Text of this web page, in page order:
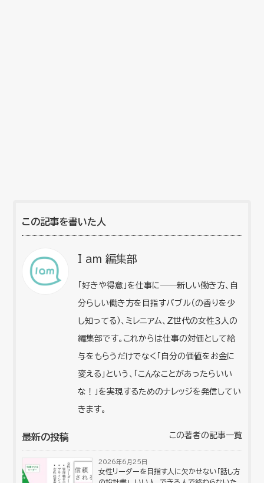
この記事を書いた人
I am 編集部
「好きや得意」を仕事に――新しい働き方、自
分らしい働き方を目指すバブル（の香りを少
し知ってる）、ミレニアム、Z世代の女性３人の
編集部です。これからは仕事の対価として給
与をもらうだけでなく「自分の価値をお金に
変える」という、「こんなことがあったらいい
な！」を実現するためのナレッジを発信してい
きます。
最新の投稿 この著者の記事一覧
2026年6月25日
女性リーダーを目指す人に欠かせない「話し方